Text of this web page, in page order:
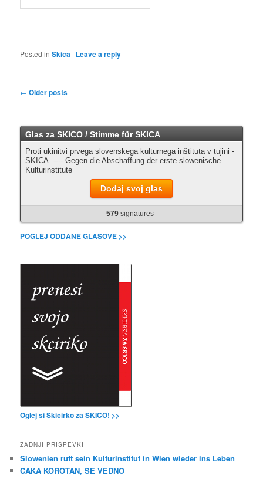
Posted in Skica | Leave a reply
Post navigation
← Older posts
Glas za SKICO / Stimme für SKICA
Proti ukinitvi prvega slovenskega kulturnega inštituta v tujini -
SKICA. ---- Gegen die Abschaffung der erste slowenische
Kulturinstitute
Dodaj svoj glas
579 signatures
POGLEJ ODDANE GLASOVE >>
Oglej si Skicirko za SKICO! >>
ZADNJI PRISPEVKI
Slowenien ruft sein Kulturinstitut in Wien wieder ins Leben
ČAKA KOROTAN, ŠE VEDNO